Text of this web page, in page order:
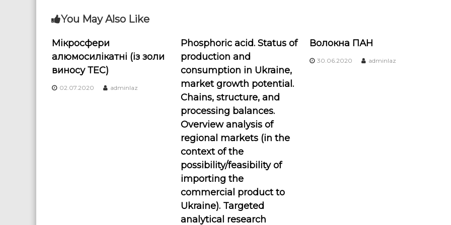
s
t
n
a
You May Also Like
Мікросфери
алюмосилікатні (із золи
виносу ТЕС)
02.07.2020 adminlaz
Phosphoric acid. Status of
production and
consumption in Ukraine,
market growth potential.
Chains, structure, and
processing balances.
Overview analysis of
regional markets (in the
context of the
possibility/feasibility of
importing the
commercial product to
Ukraine). Targeted
analytical research
Волокна ПАН
30.06.2020 adminlaz